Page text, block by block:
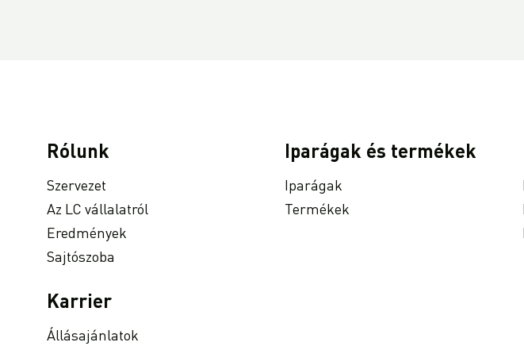
Rólunk
Szervezet
Az LC vállalatról
Eredmények
Sajtószoba
Iparágak és termékek
Iparágak
Termékek
Karrier
Állásajánlatok